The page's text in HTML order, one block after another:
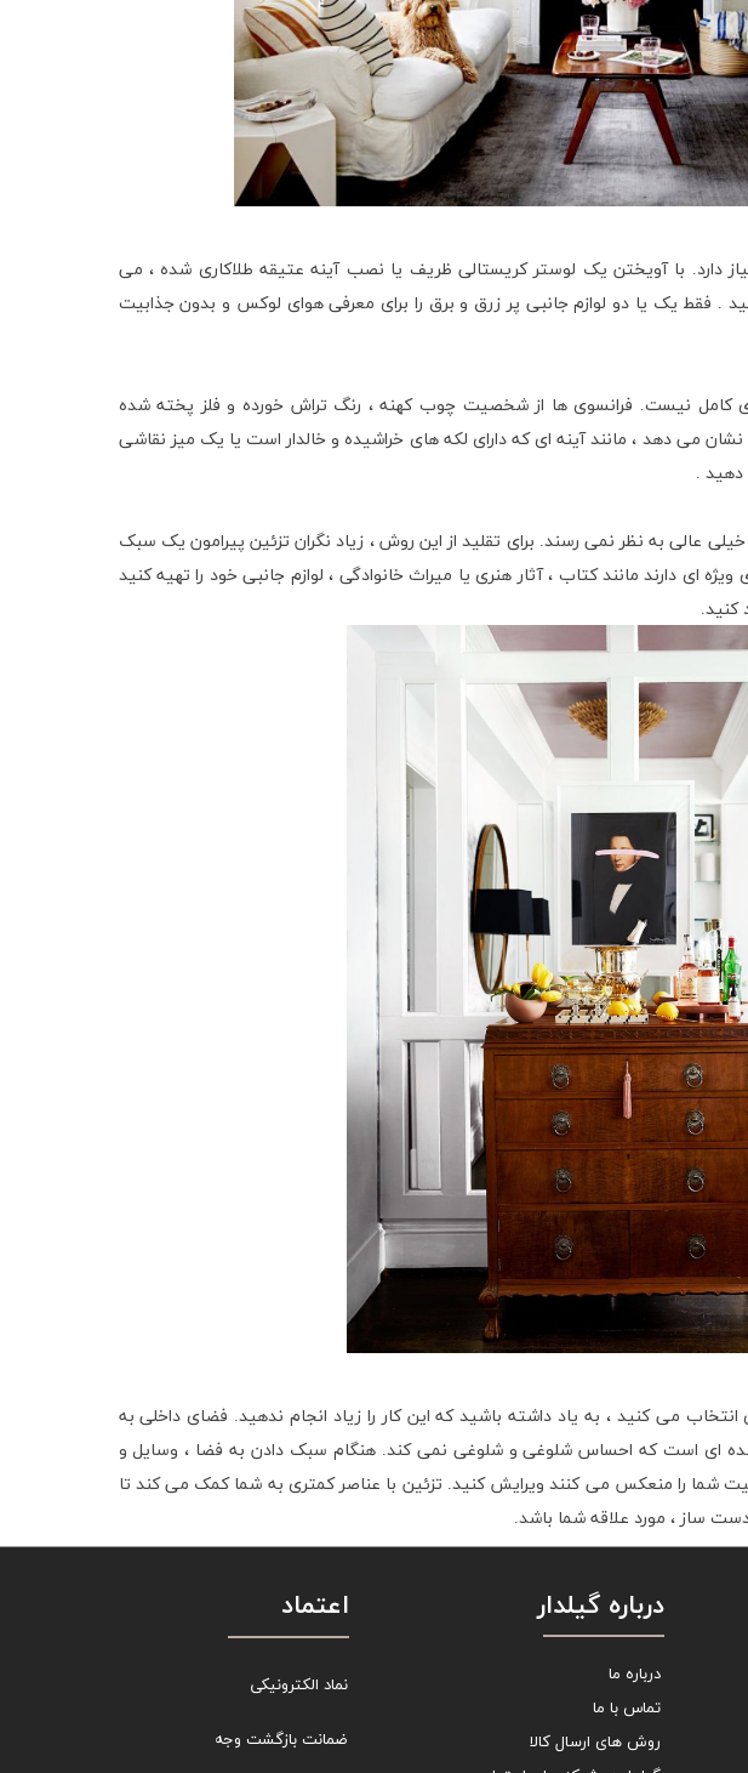
دارد. با آویختن یک لوستر کریستالی ظریف یا نصب آینه عتیقه طلاکاری شده ، می
. فقط یک یا دو لوازم جانبی پر زرق و برق را برای معرفی هوای لوکس و بدون جذابیت
کامل نیست. فرانسوی ها از شخصیت چوب کهنه ، رنگ تراش خورده و فلز پخته شده
می دهد ، مانند آینه ای که دارای لکه های خراشیده و خالدار است یا یک میز نقاشی
دهید .
عالی به نظر نمی رسند. برای تقلید از این روش ، زیاد نگران تزئین پیرامون یک سبک
ای دارند مانند کتاب ، آثار هنری یا میراث خانوادگی ، لوازم جانبی خود را تهیه کنید
کنید.
انتخاب می کنید ، به یاد داشته باشید که این کار را زیاد انجام ندهید. فضای داخلی به
ای است که احساس شلوغی و شلوغی نمی کند. هنگام سبک دادن به فضا ، وسایل و
شما را منعکس می کنند ویرایش کنید. تزئین با عناصر کمتری به شما کمک می کند تا
ساز ، مورد علاقه شما باشد.
اعتماد
نماد الکترونیکی
ضمانت بازگشت وجه
درباره گیلدار
درباره ما
تماس با ما
روش های ارسال کالا